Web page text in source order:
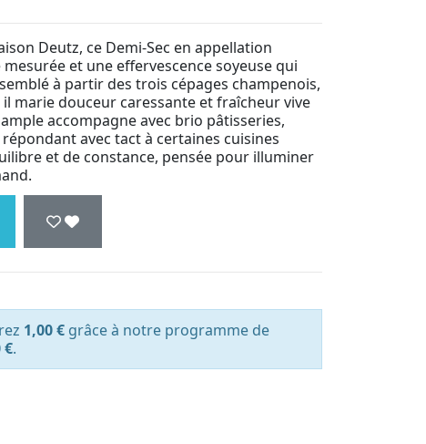
Deutz, ce Demi-Sec en appellation
et une effervescence soyeuse qui
à partir des trois cépages champenois,
marie douceur caressante et fraîcheur vive
accompagne avec brio pâtisseries,
avec tact à certaines cuisines
et de constance, pensée pour illuminer
1,00 € grâce à notre programme de
€.